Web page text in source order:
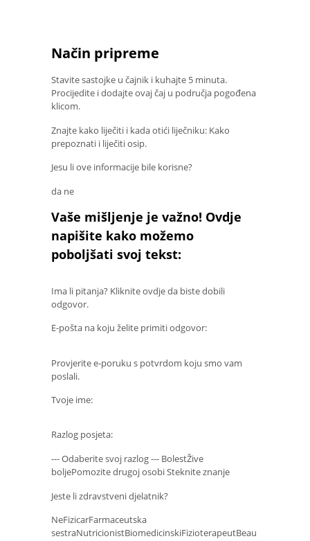
Način pripreme
Stavite sastojke u čajnik i kuhajte 5 minuta.
Procijedite i dodajte ovaj čaj u područja pogođena
klicom.
Znajte kako liječiti i kada otići liječniku: Kako
prepoznati i liječiti osip.
Jesu li ove informacije bile korisne?
da ne
Vaše mišljenje je važno! Ovdje
napišite kako možemo
poboljšati svoj tekst:
Ima li pitanja? Kliknite ovdje da biste dobili
odgovor.
E-pošta na koju želite primiti odgovor:
Provjerite e-poruku s potvrdom koju smo vam
poslali.
Tvoje ime:
Razlog posjeta:
--- Odaberite svoj razlog --- BolestŽive
boljePomozite drugoj osobi Steknite znanje
Jeste li zdravstveni djelatnik?
NeFizicarFarmaceutska
sestraNutricionistBiomedicinskiFizioterapeutBeau